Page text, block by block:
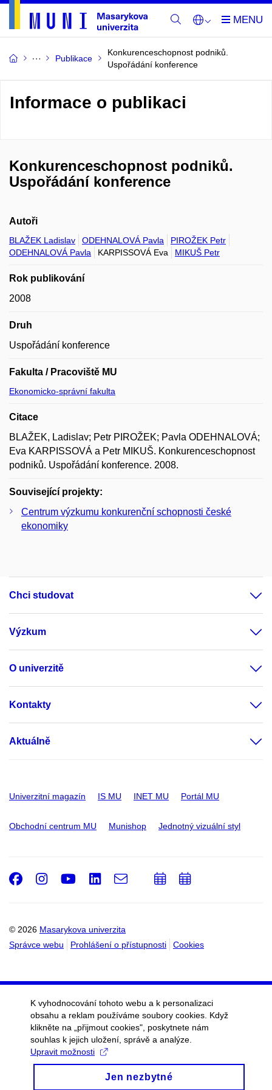
Publikace
Konkurenceschopnost podniků.
Uspořádání konference
Informace o publikaci
Konkurenceschopnost podniků.
Uspořádání konference
Autoři
BLAŽEK Ladislav ODEHNALOVÁ Pavla
PIROŽEK Petr
ODEHNALOVÁ Pavla
KARPISSOVÁ Eva MIKUŠ Petr
Rok publikování
2008
Druh
Uspořádání konference
Fakulta / Pracoviště MU
Ekonomicko-správní fakulta
Citace
BLAŽEK, Ladislav; Petr PIROŽEK; Pavla ODEHNALOVÁ;
Eva KARPISSOVÁ a Petr MIKUŠ. Konkurenceschopnost
podniků. Uspořádání konference. 2008.
Související projekty:
Centrum výzkumu konkurenční schopnosti české
ekonomiky
Chci studovat
Výzkum
O univerzitě
Kontakty
Aktuálně
Univerzitní magazín IS MU INET MU Portál MU
Obchodní centrum MU Munishop Jednotný vizuální styl
© 2026 Masarykova univerzita
Správce webu
Prohlášení o přístupnosti Cookies
Facebook
Instagram
Youtube
LinkedIn
e-
PřidatPřidat
K vyhodnocování tohoto webu a k personalizaci
obsahu a reklam používáme soubory cookies. Když
klikněte na „přijmout cookies", poskytnete nám
souhlas k jejich uložení, správě a analýze.
Upravit možnosti
Jen nezbytné